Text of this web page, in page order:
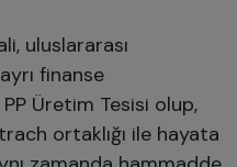
uluslararası
finanse
Üretim Tesisi olup,
ortaklığı ile hayata